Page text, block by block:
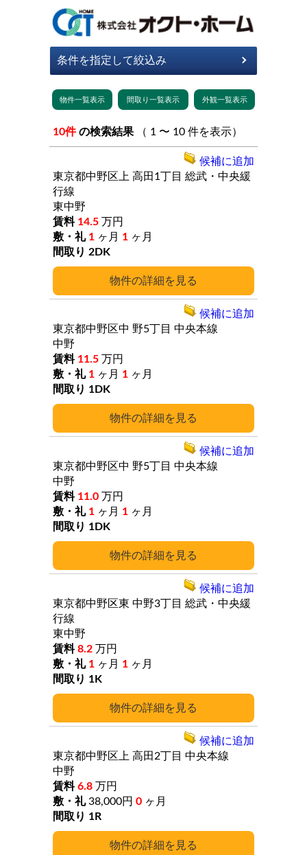
10件 の検索結果 （ 1 〜 10 件を表示）
詳細
東京都中野区上 高田1丁目 総武・中央緩
行線
東中野
14.5 万円
1 ヶ月 1 ヶ月
2DK
候補に追加
詳細
東京都中野区中 野5丁目 中央本線
中野
11.5 万円
1 ヶ月 1 ヶ月
1DK
候補に追加
詳細
東京都中野区中 野5丁目 中央本線
中野
11.0 万円
1 ヶ月 1 ヶ月
1DK
候補に追加
詳細
東京都中野区東 中野3丁目 総武・中央緩
行線
東中野
8.2 万円
1 ヶ月 1 ヶ月
1K
候補に追加
詳細
東京都中野区上 高田2丁目 中央本線
中野
6.8 万円
38,000円 0 ヶ月
1R
候補に追加